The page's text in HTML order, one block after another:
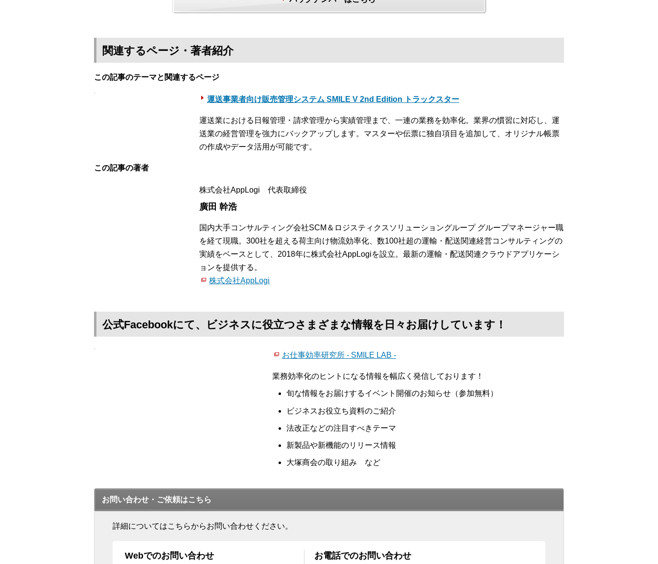
関連するページ・著者紹介
この記事のテーマと関連するページ
運送事業者向け販売管理システム SMILE V 2nd Edition トラックスター
運送業における日報管理・請求管理から実績管理まで、一連の業務を効率化。業界の慣習に対応し、運
送業の経営管理を強力にバックアップします。マスターや伝票に独自項目を追加して、オリジナル帳票
の作成やデータ活用が可能です。
この記事の著者
株式会社AppLogi 代表取締役
廣田 幹浩
国内大手コンサルティング会社SCM＆ロジスティクスソリューショングループ グループマネージャー職
を経て現職。300社を超える荷主向け物流効率化、数100社超の運輸・配送関連経営コンサルティングの
実績をベースとして、2018年に株式会社AppLogiを設立。最新の運輸・配送関連クラウドアプリケーシ
ョンを提供する。
株式会社AppLogi
公式Facebookにて、ビジネスに役立つさまざまな情報を日々お届けしています！
お仕事効率研究所 - SMILE LAB -
業務効率化のヒントになる情報を幅広く発信しております！
旬な情報をお届けするイベント開催のお知らせ（参加無料）
ビジネスお役立ち資料のご紹介
法改正などの注目すべきテーマ
新製品や新機能のリリース情報
大塚商会の取り組み など
お問い合わせ・ご依頼はこちら
詳細についてはこちらからお問い合わせください。
Webでのお問い合わせ お電話でのお問い合わせ